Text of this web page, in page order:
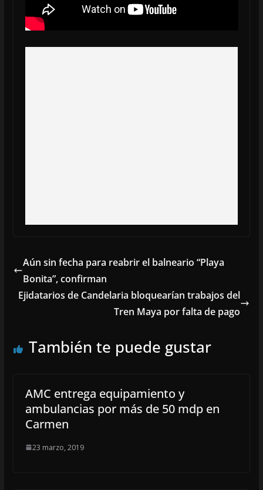
Aún sin fecha para reabrir el balneario “Playa
Bonita”, confirman
Ejidatarios de Candelaria bloquearían trabajos del
Tren Maya por falta de pago
También te puede gustar
AMC entrega equipamiento y
ambulancias por más de 50 mdp en
Carmen
23 marzo, 2019